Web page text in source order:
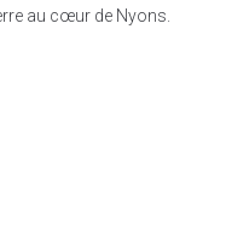
au cœur de Nyons.